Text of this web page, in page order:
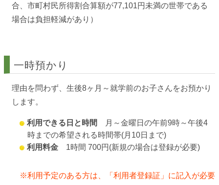
合、市町村民所得割合算額が77,101円未満の世帯である
場合は負担軽減があり）
一時預かり
理由を問わず、生後8ヶ月～就学前のお子さんをお預かり
します。
利用できる日と時間
月～金曜日の午前9時～午後4
時までの希望される時間帯(月10日まで)
利用料金 1時間 700円(新規の場合は登録が必要)
※利用予定のある方は、「利用者登録証」に記入が必要